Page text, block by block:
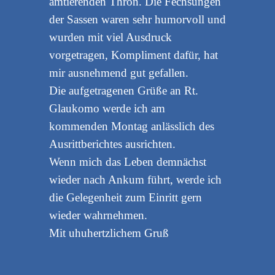
der Sassen waren sehr humorvoll und
wurden mit viel Ausdruck
vorgetragen, Kompliment dafür, hat
mir ausnehmend gut gefallen.
Die aufgetragenen Grüße an Rt.
Glaukomo werde ich am
kommenden Montag anlässlich des
Ausrittberichtes ausrichten.
Wenn mich das Leben demnächst
wieder nach Ankum führt, werde ich
die Gelegenheit zum Einritt gern
wieder wahrnehmen.
Mit uhuhertzlichem Gruß